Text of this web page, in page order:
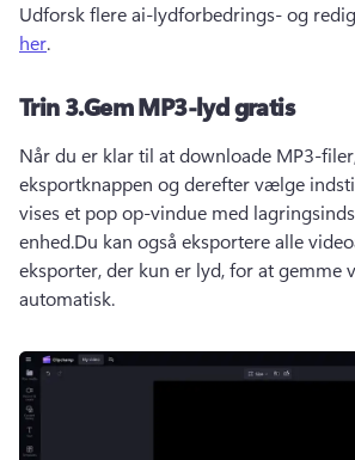
Udforsk flere ai-lydforbedrings- og
her.
Trin 3.Gem MP3-lyd gratis
Når du er klar til at downloade MP3-
eksportknappen og derefter vælge
vises et pop op-vindue med
enhed.Du kan også eksportere alle
eksporter, der kun er lyd, for at gemme
automatisk.